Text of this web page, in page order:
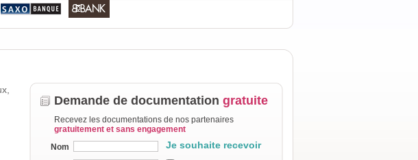
Demande de documentation gratuite
Recevez les documentations de nos partenaires
gratuitement et sans engagement
Nom
Je souhaite recevoir